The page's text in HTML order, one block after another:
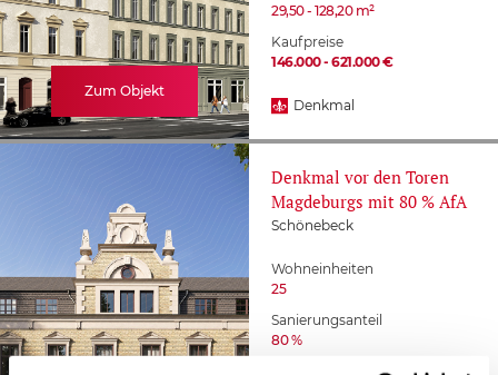
Zum Objekt
29,50 - 128,20 m²
Kaufpreise
146.000 - 621.000 €
Denkmal
Denkmal vor den Toren
Magdeburgs mit 80 % AfA
Schönebeck
Wohneinheiten
25
Sanierungsanteil
80 %